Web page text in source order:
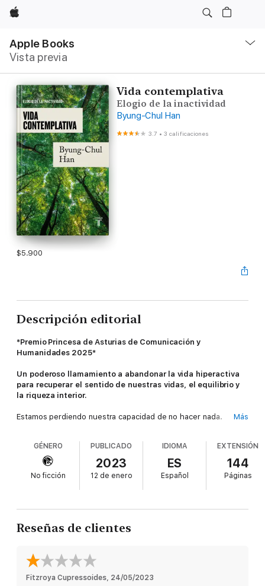
Apple
Apple Books
Vista previa
local
Abrir
Vida contemplativa
Elogio de la inactividad
Byung-Chul Han
3.7 •3 calificaciones
$5.900
Descripción editorial
*Premio Princesa de Asturias de Comunicación y
Humanidades 2025*
Un poderoso llamamiento a abandonar la vida hiperactiva
para recuperar el sentido de nuestras vidas, el equilibrio y
la riqueza interior.
Estamos perdiendo nuestra capacidad de no hacer nada.
solo percibimos la vida en términos de rendimiento, tendemos a
entender la inactividad como un déficit, una negación o una
mera ausencia de actividad cuando se trata, muy al contrario,
de una interesante capacidad independiente.
incluya momentos contemplativos, con la que afrontar la crisis
actual de nuestra sociedad y frenar nuestra propia explotación
Más
GÉNERO
No ficción
PUBLICADO
2023
12 de enero
IDIOMA
ES
Español
EXTENSIÓN
144
Páginas
Reseñas de clientes
Fitzroya Cupressoides, 24/05/2023